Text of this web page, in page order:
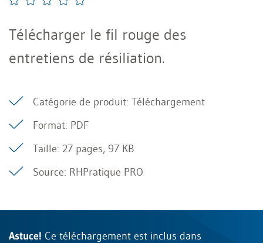
Télécharger le fil rouge des
entretiens de résiliation.
Catégorie de produit: Téléchargement
Format: PDF
Taille: 27 pages, 97 KB
Source: RHPratique PRO
Astuce! Ce téléchargement est inclus dans